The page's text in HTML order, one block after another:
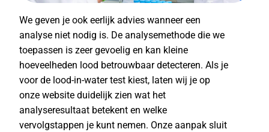
We geven je ook eerlijk advies wanneer een
analyse niet nodig is. De analysemethode die we
toepassen is zeer gevoelig en kan kleine
hoeveelheden lood betrouwbaar detecteren. Als je
voor de lood-in-water test kiest, laten wij je op
onze website duidelijk zien wat het
analyseresultaat betekent en welke
vervolgstappen je kunt nemen. Onze aanpak sluit